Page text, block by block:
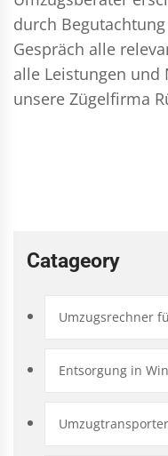
durch
Gespräch alle
alle Leistungen und
unsere Zügelfirma
Catageory
Umzugsrechner
Entsorgung in